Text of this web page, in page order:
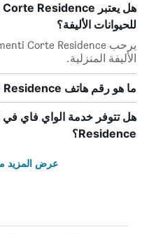
للحيوانات الأليفة؟
الأليفة المنزلية.
ما هو رقم هاتف Appartamenti Corte Residence؟
Residence؟
عرض المزيد